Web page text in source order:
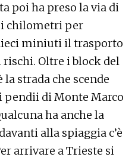
poi ha preso la via di
i chilometri per
miniuti il trasporto
rischi. Oltre i block del
la strada che scende
pendii di Monte Marco
ha anche la
alla spiaggia c’è
arrivare a Trieste si